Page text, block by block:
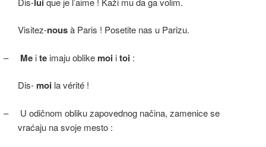
Visitez-nousà Paris ! Posetite nas u Parizu.
– Me ite imaju oblike moi itoi :
Dis- moi la vérité !
–
U odičnom obliku zapovednog načina, zamenice se
vraćaju na svoje mesto :